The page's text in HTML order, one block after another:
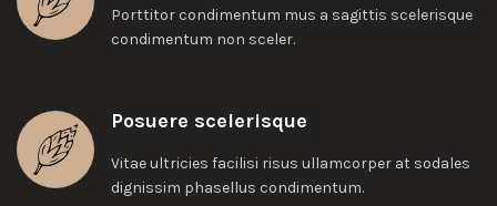
Porttitor condimentum mus a sagittis scelerisque
condimentum non sceler.
Posuere scelerisque
Vitae ultricies facilisi risus ullamcorper at sodales
dignissim phasellus condimentum.